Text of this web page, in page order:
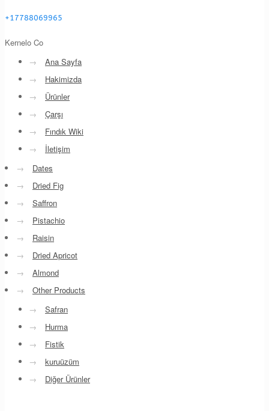
+17788069965
Kernelo Co
→
Ana Sayfa
→
Hakimizda
→
Ürünler
→
Çarşı
→
Fındık Wiki
→
İletişim
→
Dates
→
Dried Fig
→
Saffron
→
Pistachio
→
Raisin
→
Dried Apricot
→
Almond
→
Other Products
→
Safran
→
Hurma
→
Fistik
→
kuruüzüm
→
Diğer Ürünler